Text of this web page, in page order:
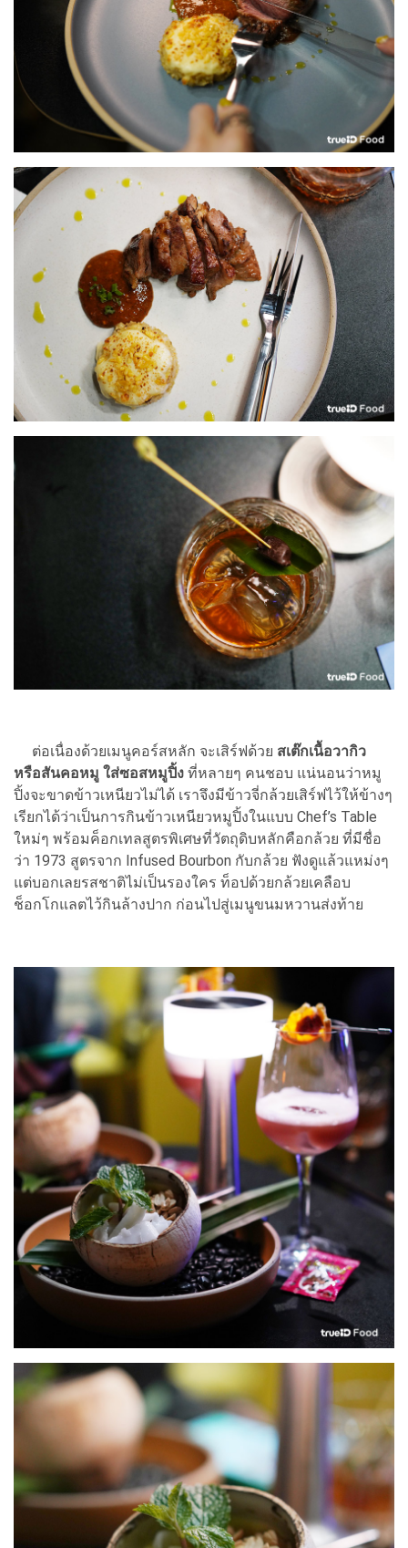
ต่อเนื่องด้วยเมนูคอร์สหลัก จะเสิร์ฟด้วย สเต๊กเนื้อวากิว
หรือสันคอหมู ใส่ซอสหมูปิ้ง ที่หลายๆ คนชอบ แน่นอนว่าหมู
ปิ้งจะขาดข้าวเหนียวไม่ได้ เราจึงมีข้าวจี่กล้วยเสิร์ฟไว้ให้ข้างๆ
เรียกได้ว่าเป็นการกินข้าวเหนียวหมูปิ้งในแบบ Chef’s Table
ใหม่ๆ พร้อมค็อกเทลสูตรพิเศษที่วัตถุดิบหลักคือกล้วย ที่มีชื่อ
ว่า 1973 สูตรจาก Infused Bourbon กับกล้วย ฟังดูแล้วแหม่งๆ
แต่บอกเลยรสชาติไม่เป็นรองใคร ท็อปด้วยกล้วยเคลือบ
ช็อกโกแลตไว้กินล้างปาก ก่อนไปสู่เมนูขนมหวานส่งท้าย